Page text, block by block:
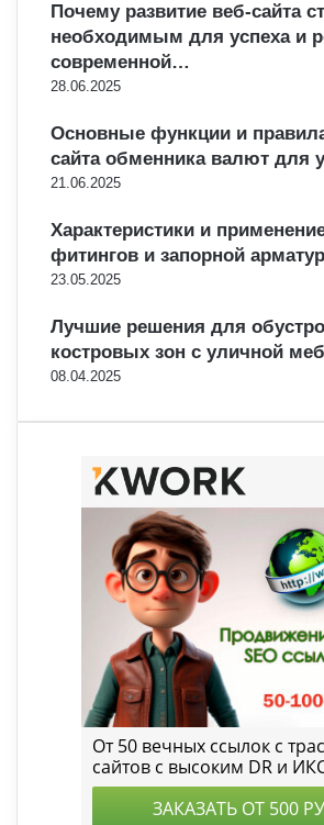
Почему развитие веб-сайта
необходимым для успеха и
современной…
28.06.2025
Основные функции и
сайта обменника валют для
21.06.2025
Характеристики и
фитингов и запорной
23.05.2025
Лучшие решения для
костровых зон с уличной
08.04.2025